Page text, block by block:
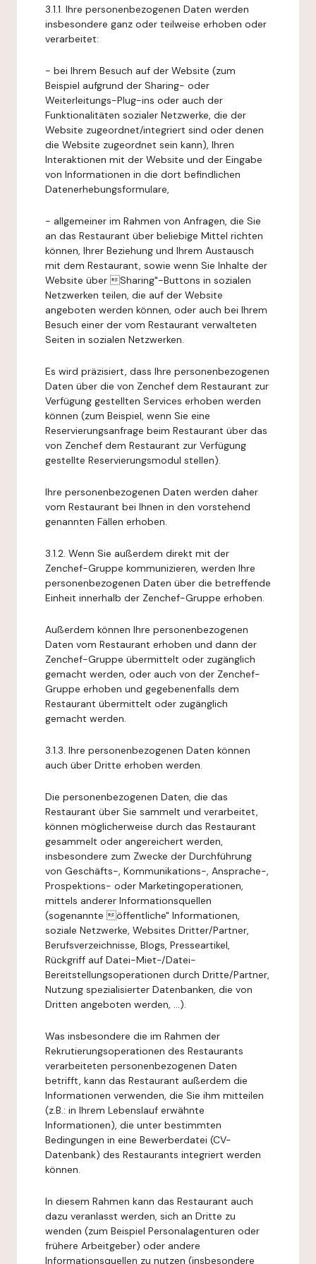
3.1.1. Ihre personenbezogenen Daten werden
insbesondere ganz oder teilweise erhoben oder
verarbeitet:
- bei Ihrem Besuch auf der Website (zum
Beispiel aufgrund der Sharing- oder
Weiterleitungs-Plug-ins oder auch der
Funktionalitäten sozialer Netzwerke, die der
Website zugeordnet/integriert sind oder denen
die Website zugeordnet sein kann), Ihren
Interaktionen mit der Website und der Eingabe
von Informationen in die dort befindlichen
Datenerhebungsformulare,
- allgemeiner im Rahmen von Anfragen, die Sie
an das Restaurant über beliebige Mittel richten
können, Ihrer Beziehung und Ihrem Austausch
mit dem Restaurant, sowie wenn Sie Inhalte der
Website über Sharing"-Buttons in sozialen
Netzwerken teilen, die auf der Website
angeboten werden können, oder auch bei Ihrem
Besuch einer der vom Restaurant verwalteten
Seiten in sozialen Netzwerken.
Es wird präzisiert, dass Ihre personenbezogenen
Daten über die von Zenchef dem Restaurant zur
Verfügung gestellten Services erhoben werden
können (zum Beispiel, wenn Sie eine
Reservierungsanfrage beim Restaurant über das
von Zenchef dem Restaurant zur Verfügung
gestellte Reservierungsmodul stellen).
Ihre personenbezogenen Daten werden daher
vom Restaurant bei Ihnen in den vorstehend
genannten Fällen erhoben.
3.1.2. Wenn Sie außerdem direkt mit der
Zenchef-Gruppe kommunizieren, werden Ihre
personenbezogenen Daten über die betreffende
Einheit innerhalb der Zenchef-Gruppe erhoben.
Außerdem können Ihre personenbezogenen
Daten vom Restaurant erhoben und dann der
Zenchef-Gruppe übermittelt oder zugänglich
gemacht werden, oder auch von der Zenchef-
Gruppe erhoben und gegebenenfalls dem
Restaurant übermittelt oder zugänglich
gemacht werden.
3.1.3. Ihre personenbezogenen Daten können
auch über Dritte erhoben werden.
Die personenbezogenen Daten, die das
Restaurant über Sie sammelt und verarbeitet,
können möglicherweise durch das Restaurant
gesammelt oder angereichert werden,
insbesondere zum Zwecke der Durchführung
von Geschäfts-, Kommunikations-, Ansprache-,
Prospektions- oder Marketingoperationen,
mittels anderer Informationsquellen
(sogenannte öffentliche" Informationen,
soziale Netzwerke, Websites Dritter/Partner,
Berufsverzeichnisse, Blogs, Presseartikel,
Rückgriff auf Datei-Miet-/Datei-
Bereitstellungsoperationen durch Dritte/Partner,
Nutzung spezialisierter Datenbanken, die von
Dritten angeboten werden, ...).
Was insbesondere die im Rahmen der
Rekrutierungsoperationen des Restaurants
verarbeiteten personenbezogenen Daten
betrifft, kann das Restaurant außerdem die
Informationen verwenden, die Sie ihm mitteilen
(z.B.: in Ihrem Lebenslauf erwähnte
Informationen), die unter bestimmten
Bedingungen in eine Bewerberdatei (CV-
Datenbank) des Restaurants integriert werden
können.
In diesem Rahmen kann das Restaurant auch
dazu veranlasst werden, sich an Dritte zu
wenden (zum Beispiel Personalagenturen oder
frühere Arbeitgeber) oder andere
Informationsquellen zu nutzen (insbesondere